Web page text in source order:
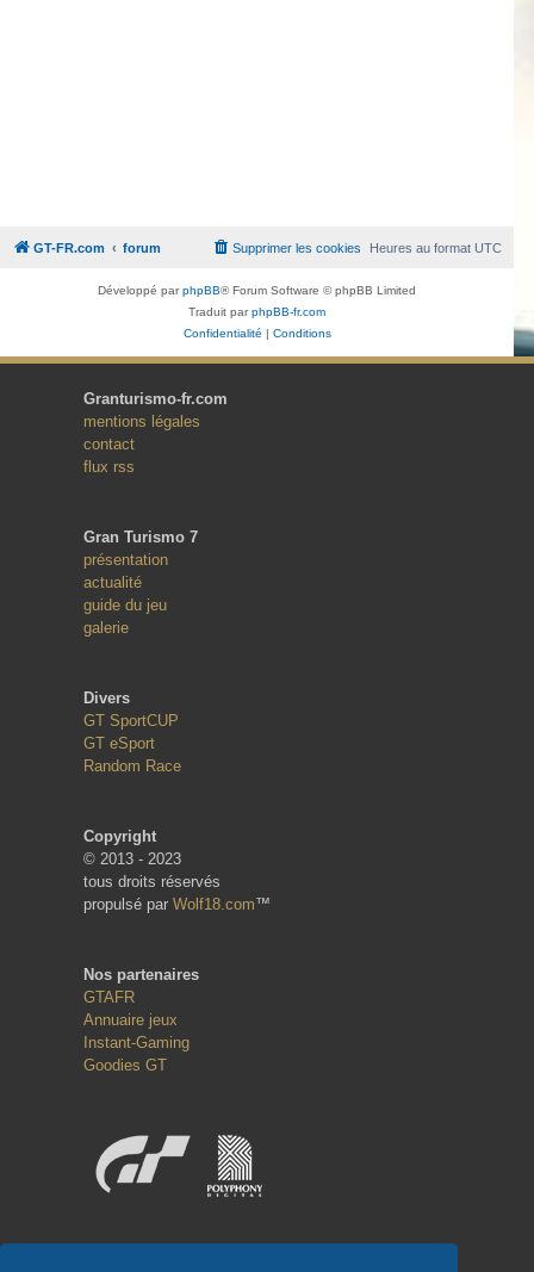
GT-FR.com forum Heures au formatUTC
Supprimer les cookies
Développé parphpBB® Forum Software © phpBB Limited
Traduit parphpBB-fr.com
Confidentialité | Conditions
Granturismo-fr.com
mentions légales
contact
flux rss
Gran Turismo 7
présentation
actualité
guide du jeu
galerie
Divers
GT SportCUP
GT eSport
Random Race
Copyright
© 2013 - 2023
tous droits réservés
propulsé par Wolf18.com™
Nos partenaires
GTAFR
Annuaire jeux
Instant-Gaming
Goodies GT